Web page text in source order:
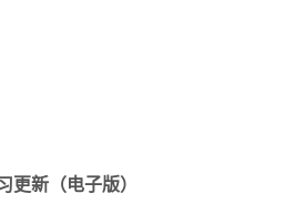
更新 （电子版）